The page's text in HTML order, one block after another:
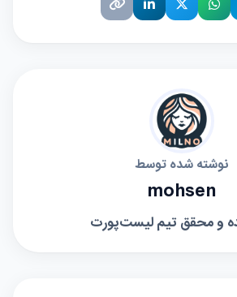
نوشته شده توسط
mohsen
و محقق تیم لیست‌پورت